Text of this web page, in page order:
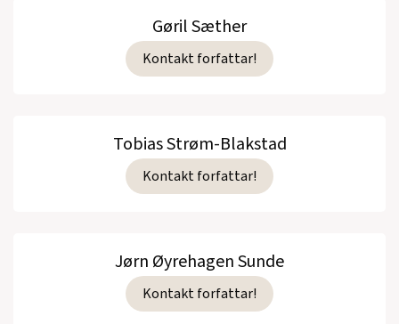
Gøril Sæther
Kontakt forfattar!
Tobias Strøm-Blakstad
Kontakt forfattar!
Jørn Øyrehagen Sunde
Kontakt forfattar!